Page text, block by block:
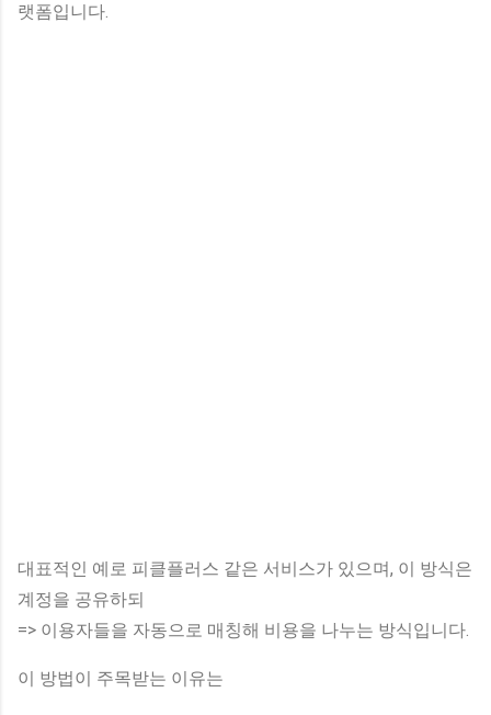
랫폼입니다.
대표적인 예로 피클플러스 같은 서비스가 있으며, 이 방식은
계정을 공유하되
=> 이용자들을 자동으로 매칭해 비용을 나누는 방식입니다.
이 방법이 주목받는 이유는